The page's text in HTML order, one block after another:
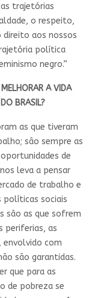
trajetórias
o respeito,
direito aos nossos
política
negro.”
A VIDA
BRASIL?
as que tiveram
são sempre as
de
leva a pensar
de trabalho e
políticas sociais
são as que sofrem
periferias, as
envolvido com
são garantidas.
que para as
de pobreza se